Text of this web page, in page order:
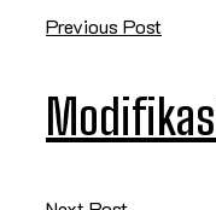
Previous Post